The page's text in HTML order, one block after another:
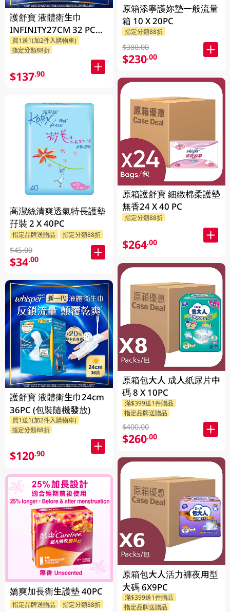
護舒寶 液體衛生巾
INFINITY27CM 32 PC
(包裝隨機發放)
買1送1(加2件入購物車)
指定分類88折
$137.90
高潔絲清爽透氣特長護墊
孖裝 2 X 40PC
指定品牌送贈品 指定分類88折
$45.00
$34.00
護舒寶 液體衛生巾24cm
36PC (包裝隨機發放)
買1送1(加2件入購物車)
指定分類88折
$120.90
嬌爽加長衛生護墊 40PC
指定品牌送贈品 指定分類88折
原箱添寧護妳墊一般流量
箱 10 X 20PC
指定分類88折
$380.00
$230.00
原箱護舒寶 細緻棉柔護墊
無香24 X 40 PC
指定分類88折
$264.00
原箱包大人 成人紙尿片中
碼 8 X 10PC
滿$399送1件贈品
指定品牌送贈品
$400.00
$260.00
原箱包大人活力褲夜用型
大碼 6X9PC
滿$399送1件贈品
指定品牌送贈品